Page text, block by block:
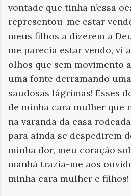
vontade que tinha n’essa
representou-me estar
meus filhos a dizerem a
me parecia estar vendo, vi
olhos que sem movimento
uma fonte derramando
saudosas lágrimas! Esses
de minha cara mulher que
na varanda da casa
para ainda se despedirem
minha dor, meu coração
manhã trazia-me aos
minha cara mulher e filhos!